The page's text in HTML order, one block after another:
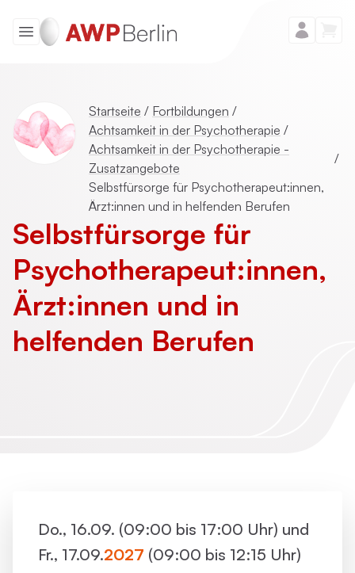
Startseite / Fortbildungen /
Achtsamkeit in der Psychotherapie /
Achtsamkeit in der Psychotherapie -
Zusatzangebote
/
Selbstfürsorge für Psychotherapeut:innen,
Ärzt:innen und in helfenden Berufen
Selbstfürsorge für
Psycho­therapeut:innen,
Ärzt:innen und in
helfenden Berufen
Do., 16.09. (09:00 bis 17:00 Uhr) und
Fr., 17.09.2027 (09:00 bis 12:15 Uhr)